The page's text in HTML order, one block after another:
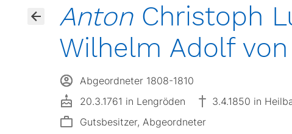
AntonChristoph
Wilhelm Adolf
Abgeordneter 1808-1810
20.3.1761 in Lengröden
3.4.1850 in
Gutsbesitzer, Abgeordneter